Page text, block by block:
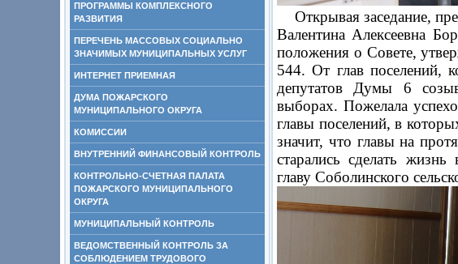
ПРОГРАММЫ КОМПЛЕКСНОГО
РАЗВИТИЯ
ПЕРЕЧЕНЬ МАССОВЫХ СОЦИАЛЬНО
ЗНАЧИМЫХ МУНИЦИПАЛЬНЫХ УСЛУГ
ИНТЕРНЕТ ПРИЕМНАЯ
ДУМА ПОЖАРСКОГО
МУНИЦИПАЛЬНОГО ОКРУГА
КОМИССИИ
ВНУТРЕННИЙ ФИНАНСОВЫЙ КОНТРОЛЬ
КОНТРОЛЬНО-СЧЕТНАЯ ПАЛАТА
ПОЖАРСКОГО МУНИЦИПАЛЬНОГО
ОКРУГА
МУНИЦИПАЛЬНЫЙ КОНТРОЛЬ
ВЕДОМСТВЕННЫЙ КОНТРОЛЬ ЗА
СОБЛЮДЕНИЕМ ТРУДОВОГО
Открывая заседание,
Валентина Алексеевна
положения о Совете,
544. От глав поселений,
депутатов Думы 6
выборах. Пожелала
главы поселений, в
значит, что главы на
старались сделать
главу Соболинского